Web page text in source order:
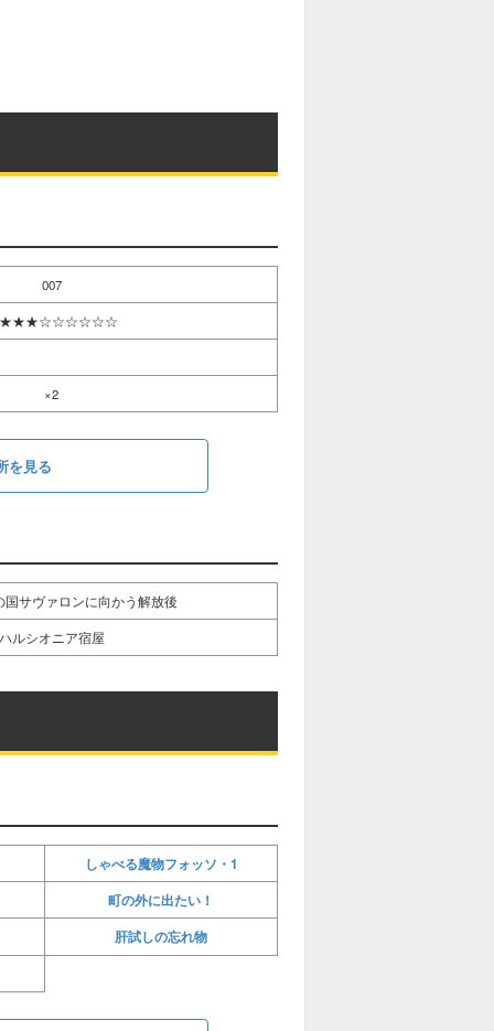
007
×2
を見る
国サヴァロンに向かう解放後
ルシオニア宿屋
しゃべる魔物フォッソ・1
町の外に出たい！
肝試しの忘れ物